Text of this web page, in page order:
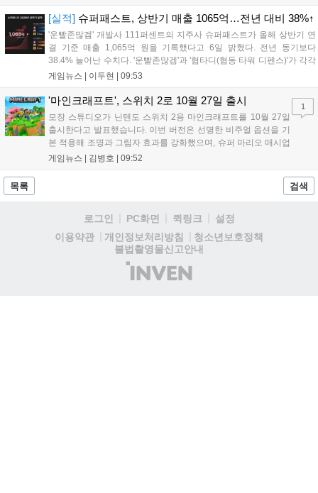
화점몰에서 진행되며, 방문객에게는 프로모 카드 등 다양한 혜택이 제공
됩니다. 포켓몬과 함께하는 이번 여름 축제는 포켓몬 공식 홈페이지를
통해 상세 내용을 확인할 수 있습니다....
[실적] 슈퍼패스트, 상반기 매출 1065억…전년 대비 38%↑
'운빨존많겜' 개발사 111퍼센트의 지주사 슈퍼패스트가 올해 상반기 연
결 기준 매출 1,065억 원을 기록했다고 6일 밝혔다. 전년 동기보다
38.4% 늘어난 수치다. '운빨존많겜'과 '협타디(협동 타워 디펜스)'가 각각
629억 원과 329억 원을 올려 전체 매출의 90%를 채웠다. 특히 2024년
게임뉴스 | 이두현 09:53
'마인크래프트', 스위치 2로 10월 27일 출시
모장 스튜디오가 닌텐도 스위치 2용 마인크래프트를 10월 27일
출시한다고 발표했습니다. 이번 버전은 선명한 비주얼 옵션을 기
본 적용해 조명과 그림자 효과를 강화했으며, 슈퍼 마리오 매시업
팩도 업데이트됩니다. 기존 월드 이관이 가능하며 디지털 업그레
됩니다. 일부 환경에서는 해당 그래픽 옵션이 제한될 수 있습니
게임뉴스 | 김병호 09:52
1
목록 검색
로그인 PC화면 퀵링크
설정
이용약관
개인정보처리방침
청소년보호정책
불법촬영물신고안내
(주)
인